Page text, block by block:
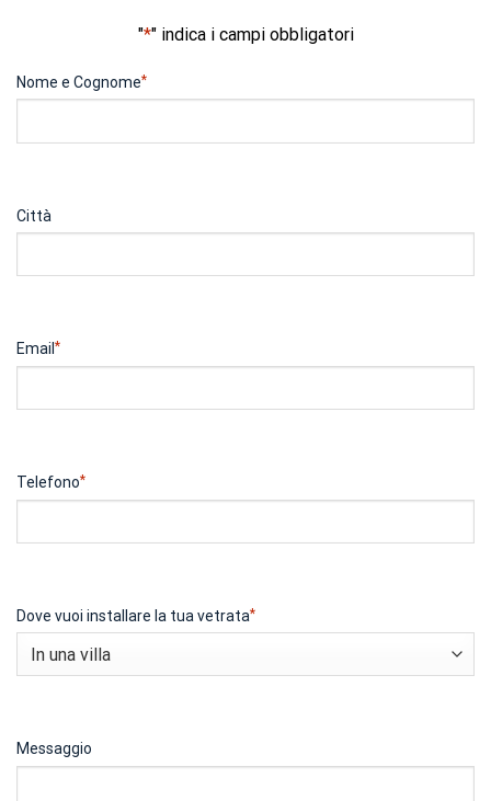
"*" indica i campi obbligatori
Nome e Cognome*
Città
Email *
Telefono*
Dove vuoi installare la tua vetrata*
Messaggio